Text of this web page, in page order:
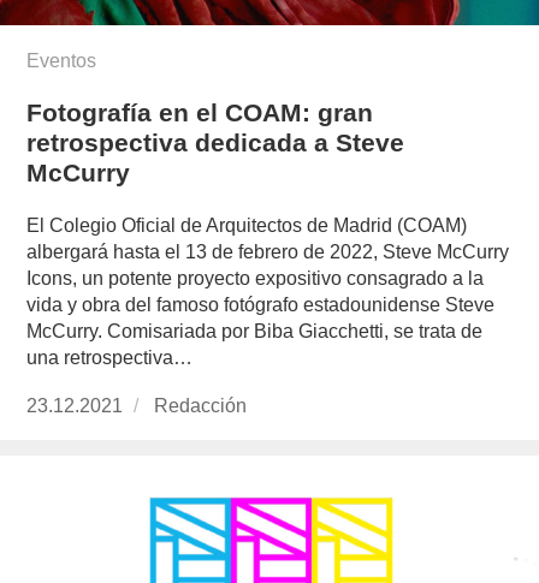
Eventos
Fotografía en el COAM: gran
retrospectiva dedicada a Steve
McCurry
El Colegio Oficial de Arquitectos de Madrid (COAM)
albergará hasta el 13 de febrero de 2022, Steve McCurry
Icons, un potente proyecto expositivo consagrado a la
vida y obra del famoso fotógrafo estadounidense Steve
McCurry. Comisariada por Biba Giacchetti, se trata de
una retrospectiva…
Publicado
23.12.2021 https://www.experimenta.es/author/redaccion/
Redacción